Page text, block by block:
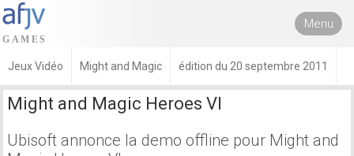
Menu
Jeux Vidéo Might and Magic édition du 20 septembre 2011
Might and Magic Heroes VI
Ubisoft annonce la demo offline pour Might and